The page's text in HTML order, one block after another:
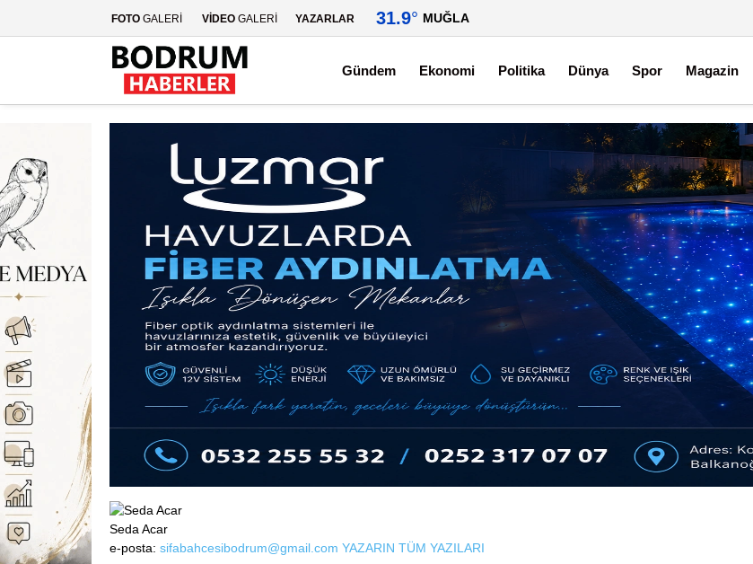
FOTO GALERİ VİDEO GALERİ YAZARLAR 31.9° MUĞLA
Gündem Ekonomi Politika Dünya Spor Magazin
Seda Acar
e-posta: sifabahcesibodrum@gmail.com YAZARIN TÜM YAZILARI